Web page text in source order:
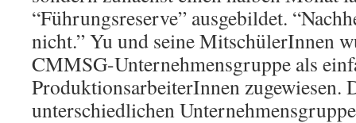
“Führungsreserve” ausgebildet.
nicht.” Yu und seine MitschülerInnen
CMMSG-Unternehmensgruppe als
ProduktionsarbeiterInnen zugewiesen.
unterschiedlichen